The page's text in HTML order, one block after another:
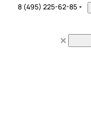
8 (495) 225-62-85